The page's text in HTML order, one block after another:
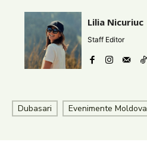
Lilia Nicuriuc
Staff Editor
Dubasari Evenimente Moldova